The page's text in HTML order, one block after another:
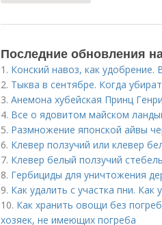
Последние обновления
1. Конский навоз, как удобрение.
2. Тыква в сентябре. Когда
3. Анемона хубейская Принц
4. Все о ядовитом майском
5. Размножение японской айвы
6. Клевер ползучий или клевер
7. Клевер белый ползучий
8. Гербициды для уничтожения
9. Как удалить с участка пни. Как
10. Как хранить овощи без
хозяек, не имеющих погреба